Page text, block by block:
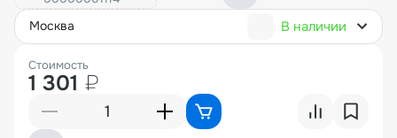
москва В наличии
Стоимость
1 301 ₽